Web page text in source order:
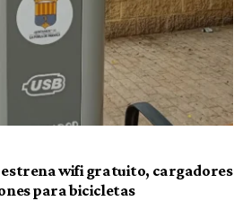
estrena wifi gratuito, cargadores
para bicicletas